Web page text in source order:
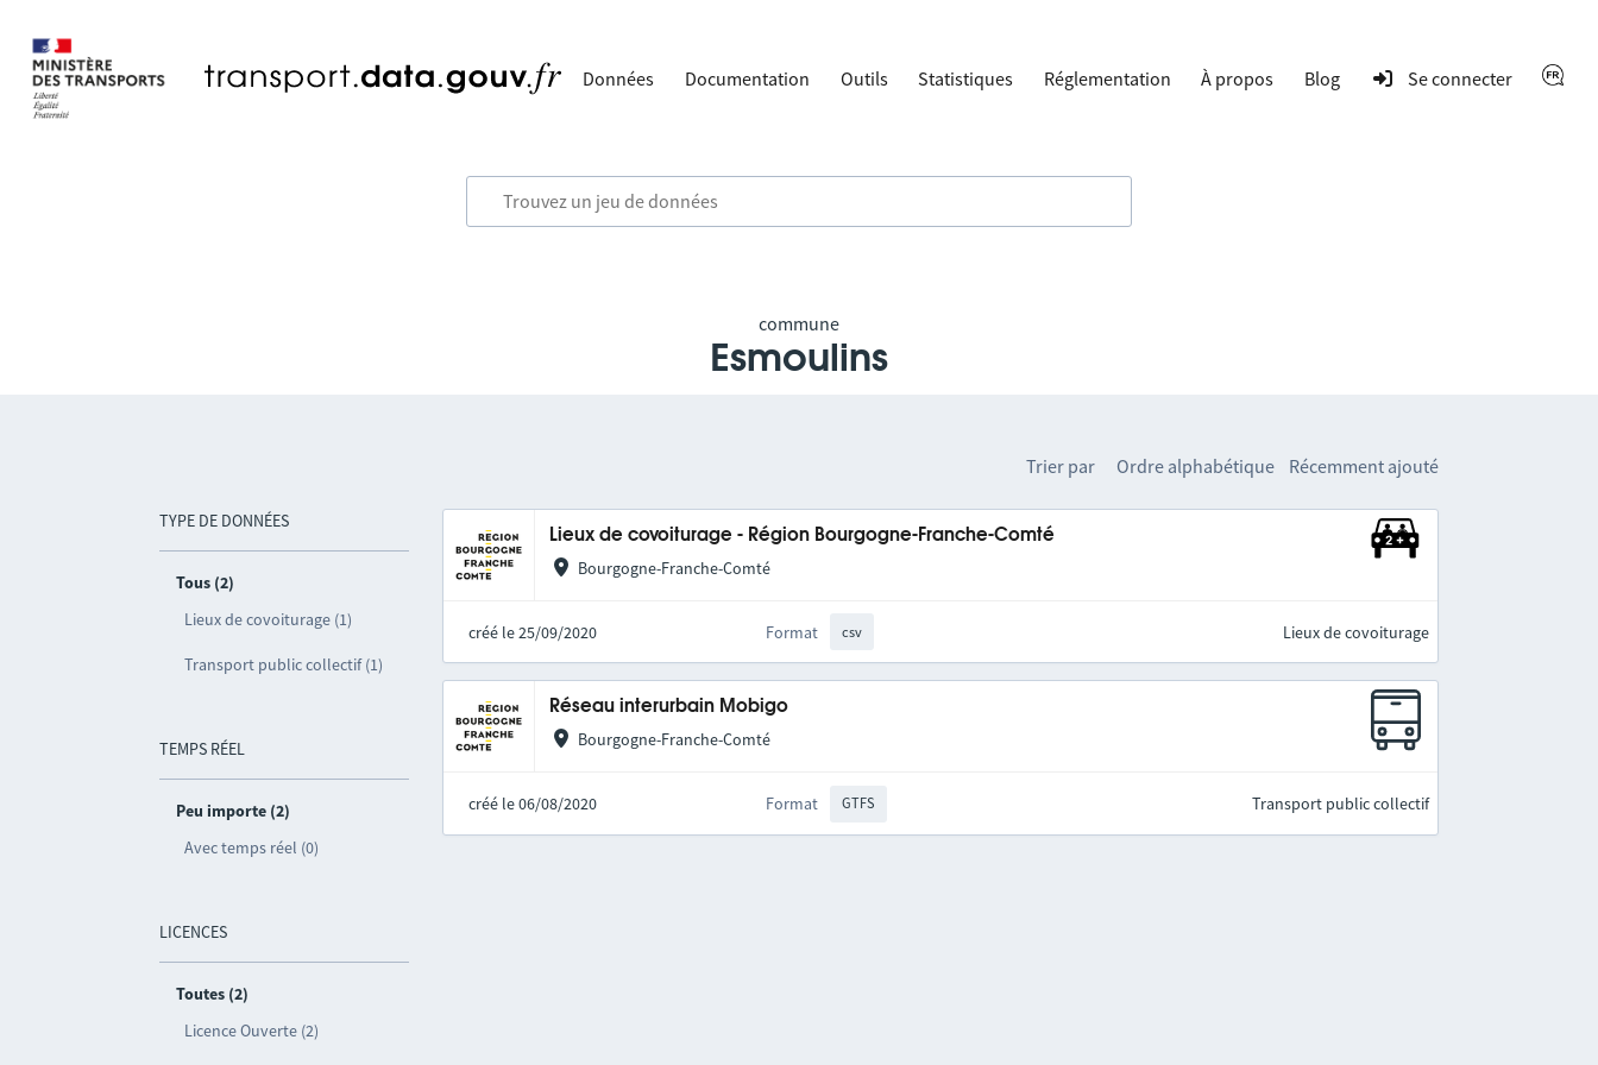
Données Documentation Outils Statistiques Réglementation À propos Blog Se connecter
commune
Esmoulins
TYPE DE DONNÉES
Tous (2)
Lieux de covoiturage (1)
Transport public collectif (1)
TEMPS RÉEL
Peu importe (2)
Avec temps réel (0)
LICENCES
Toutes (2)
Licence Ouverte (2)
Trier par Ordre alphabétique Récemment ajouté
Lieux de covoiturage - Région Bourgogne-Franche-Comté
Bourgogne-Franche-Comté
créé le 25/09/2020 Format csv Lieux de covoiturage
Réseau interurbain Mobigo
Bourgogne-Franche-Comté
créé le 06/08/2020 Format GTFS Transport public collectif